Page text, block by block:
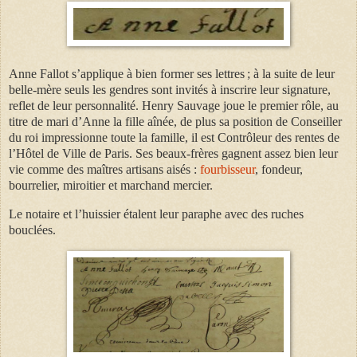
Anne Fallot s’applique à bien former ses lettres ; à la suite de leur
belle-mère seuls les gendres sont invités à inscrire leur signature,
reflet de leur personnalité. Henry Sauvage joue le premier rôle, au
titre de mari d’Anne la fille aînée, de plus sa position de Conseiller
du roi impressionne toute la famille, il est Contrôleur des rentes de
l’Hôtel de Ville de Paris. Ses beaux-frères gagnent assez bien leur
vie comme des maîtres artisans aisés : fourbisseur, fondeur,
bourrelier, miroitier et marchand mercier.
Le notaire et l’huissier étalent leur paraphe avec des ruches
bouclées.